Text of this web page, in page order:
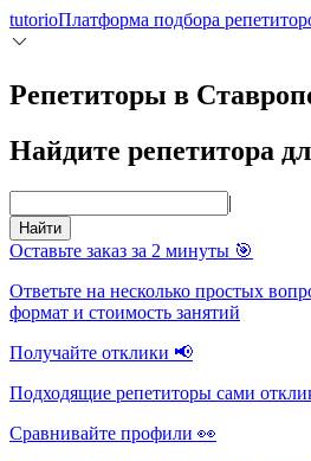
tutorioПлатформа подбора
Репетиторы в
Найдите репетитора
|
Найти
Оставьте заказ за 2 минуты 🎯
Ответьте на несколько простых
формат и стоимость занятий
Получайте отклики 📢
Подходящие репетиторы сами
Сравнивайте профили 👀